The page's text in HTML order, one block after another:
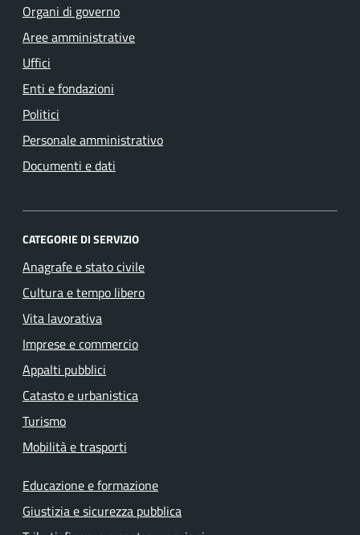
Organi di governo
Aree amministrative
Uffici
Enti e fondazioni
Politici
Personale amministrativo
Documenti e dati
CATEGORIE DI SERVIZIO
Anagrafe e stato civile
Cultura e tempo libero
Vita lavorativa
Imprese e commercio
Appalti pubblici
Catasto e urbanistica
Turismo
Mobilità e trasporti
Educazione e formazione
Giustizia e sicurezza pubblica